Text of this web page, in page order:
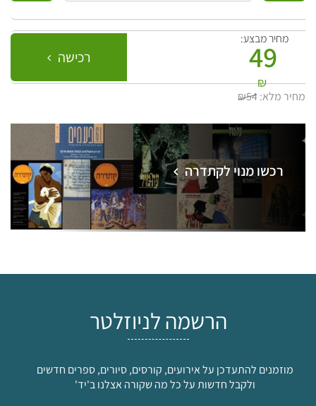
מחיר מבצע:
49
₪
רכישה
מחיר מלא:₪54
רכשו מנוי לקתדרה
הרשמה לניוזלטר
מוזמנים להתעדכן על אירועים, קורסים, סיורים, ספרים חדשים
ולקבל חדשות על כל מה שקורה אצלנו ב'יד'